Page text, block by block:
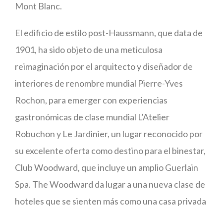
Mont Blanc.
El edificio de estilo post-Haussmann, que data de
1901, ha sido objeto de una meticulosa
reimaginación por el arquitecto y diseñador de
interiores de renombre mundial Pierre-Yves
Rochon, para emerger con experiencias
gastronómicas de clase mundial L’Atelier
Robuchon y Le Jardinier, un lugar reconocido por
su excelente oferta como destino para el binestar,
Club Woodward, que incluye un amplio Guerlain
Spa. The Woodward da lugar a una nueva clase de
hoteles que se sienten más como una casa privada